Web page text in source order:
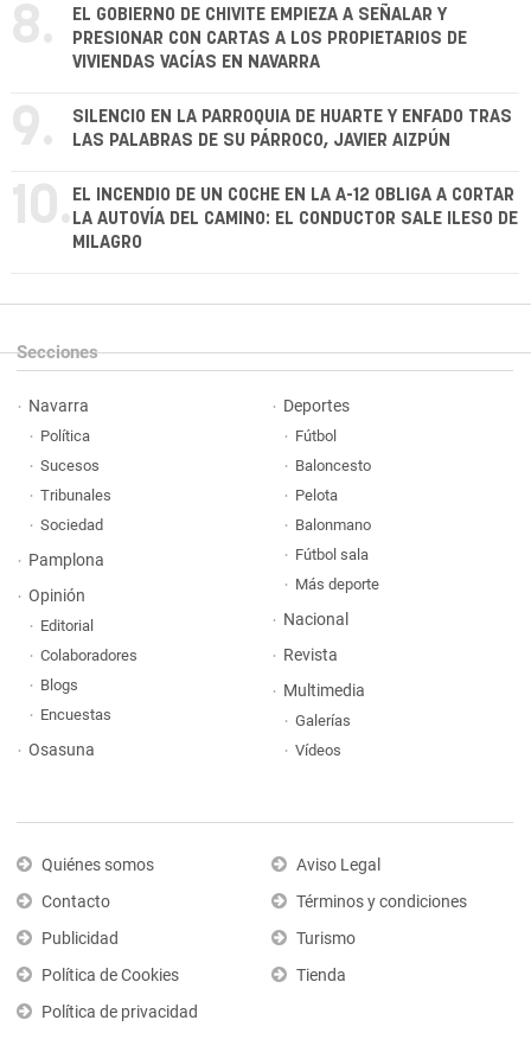
8.
EL GOBIERNO DE CHIVITE EMPIEZA A SEÑALAR Y
PRESIONAR CON CARTAS A LOS PROPIETARIOS DE
VIVIENDAS VACÍAS EN NAVARRA
9.
SILENCIO EN LA PARROQUIA DE HUARTE Y ENFADO TRAS
LAS PALABRAS DE SU PÁRROCO, JAVIER AIZPÚN
10. EL INCENDIO DE UN COCHE EN LA A-12 OBLIGA A CORTAR
LA AUTOVÍA DEL CAMINO: EL CONDUCTOR SALE ILESO DE
MILAGRO
Secciones
Navarra
Política
Sucesos
Tribunales
Sociedad
Pamplona
Opinión
Editorial
Colaboradores
Blogs
Encuestas
Osasuna
Deportes
Fútbol
Baloncesto
Pelota
Balonmano
Fútbol sala
Más deporte
Nacional
Revista
Multimedia
Galerías
Vídeos
Quiénes somos
Contacto
Publicidad
Política de Cookies
Política de privacidad
Aviso Legal
Términos y condiciones
Turismo
Tienda